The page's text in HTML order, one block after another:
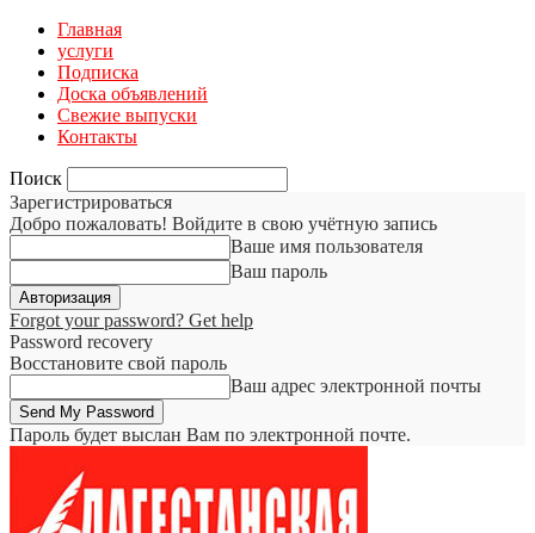
Главная
услуги
Подписка
Доска объявлений
Свежие выпуски
Контакты
Поиск
Зарегистрироваться
Добро пожаловать! Войдите в свою учётную запись
Ваше имя пользователя
Ваш пароль
Forgot your password? Get help
Password recovery
Восстановите свой пароль
Ваш адрес электронной почты
Пароль будет выслан Вам по электронной почте.